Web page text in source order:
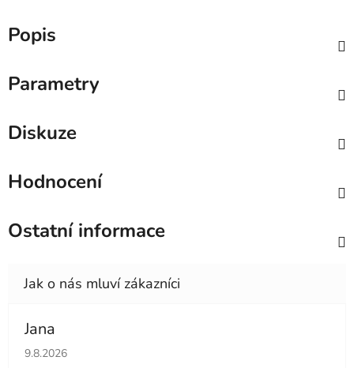
Popis
Parametry
Diskuze
Hodnocení
Ostatní informace
Jana
Hodnocení obchodu je 5 z 5 hvězdiček.
9.8.2026